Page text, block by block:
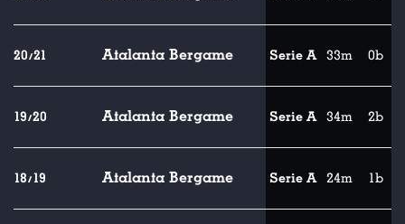
20/21 Atalanta Bergame Serie A 33m 0b
19/20 Atalanta Bergame Serie A 34m 2b
18/19 Atalanta Bergame Serie A 24m 1b